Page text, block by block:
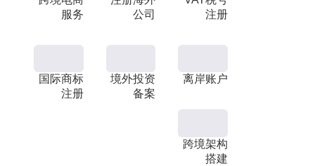
服务
公司
注册
国际商标
注册
境外投资
备案
离岸账户
跨境架构
搭建